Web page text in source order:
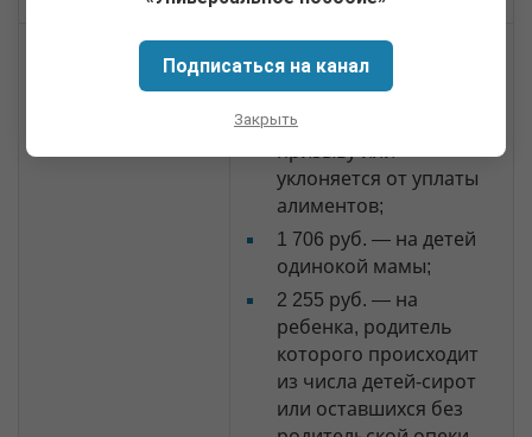
853 руб. — базовое;
1 280 руб. — если
родитель служит по
уклоняется от уплаты
алиментов;
1 706 руб. — на детей
одинокой мамы;
2 255 руб. — на
ребенка, родитель
которого происходит
из числа детей-сирот
или оставшихся без
Подписаться на канал
Закрыть